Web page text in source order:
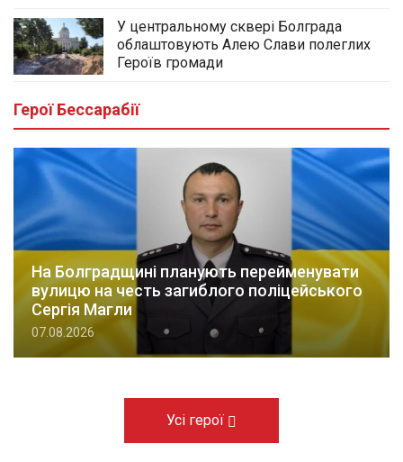
У центральному сквері Болграда
облаштовують Алею Слави полеглих
Героїв громади
Герої Бессарабії
На Болградщині планують перейменувати
вулицю на честь загиблого поліцейського
Сергія Магли
07.08.2026
Усі герої